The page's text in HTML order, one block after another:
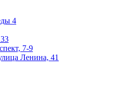
4
7-9
Ленина, 41